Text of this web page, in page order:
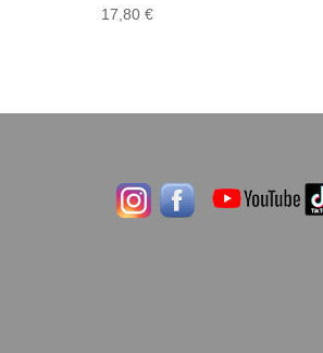
17,80€